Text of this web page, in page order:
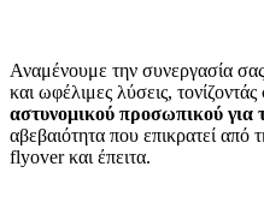
Αναμένουμε την συνεργασία
και ωφέλιμες λύσεις, τονίζοντάς
αστυνομικού προσωπικού για
αβεβαιότητα που επικρατεί από
flyover και έπειτα.